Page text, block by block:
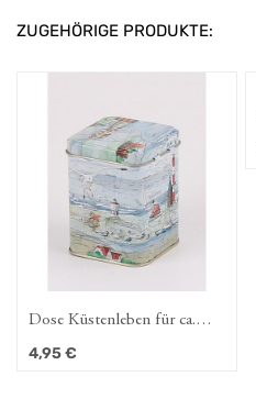
ZUGEHÖRIGE PRODUKTE:
Dose Küstenleben für ca.
100g
4,95€